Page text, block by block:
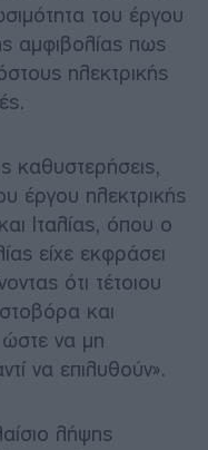
του έργου
αμφιβολίας πως
ηλεκτρικής
καθυστερήσεις,
έργου ηλεκτρικής
Ιταλίας, όπου ο
είχε εκφράσει
ότι τέτοιου
και
να μη
να επιλυθούν».
λήψης